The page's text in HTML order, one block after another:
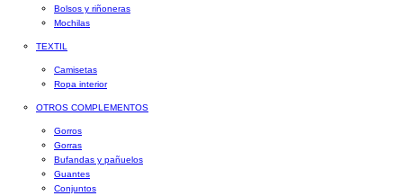
Bolsos y riñoneras
Mochilas
TEXTIL
Camisetas
Ropa interior
OTROS COMPLEMENTOS
Gorros
Gorras
Bufandas y pañuelos
Guantes
Conjuntos